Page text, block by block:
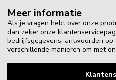
Meer informatie
Als je vragen hebt over onze
dan zeker onze
bedrijfsgegevens, antwoorden
verschillende manieren om met